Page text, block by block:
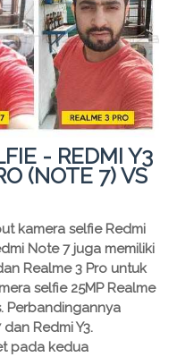
- REDMI Y3
(NOTE 7) VS
kamera selfie Redmi
Note 7 juga memiliki
Realme 3 Pro untuk
selfie 25MP Realme
Perbandingannya
Redmi Y3.
pada kedua